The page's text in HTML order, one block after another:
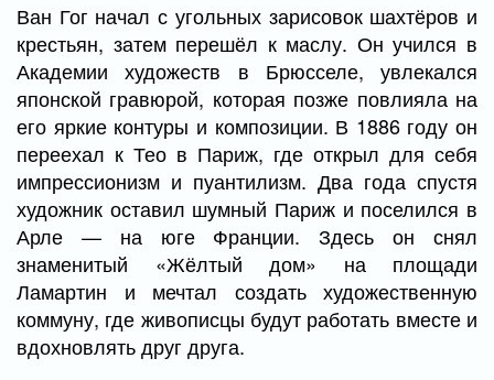
Ван Гог начал с угольных зарисовок шахтёров и
крестьян, затем перешёл к маслу. Он учился в
Академии художеств в Брюсселе, увлекался
японской гравюрой, которая позже повлияла на
его яркие контуры и композиции. В 1886 году он
переехал к Тео в Париж, где открыл для себя
импрессионизм и пуантилизм. Два года спустя
художник оставил шумный Париж и поселился в
Арле — на юге Франции. Здесь он снял
знаменитый «Жёлтый дом» на площади
Ламартин и мечтал создать художественную
коммуну, где живописцы будут работать вместе и
вдохновлять друг друга.